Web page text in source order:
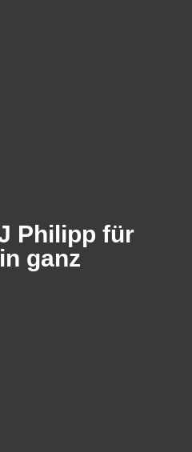
Philipp für
ganz